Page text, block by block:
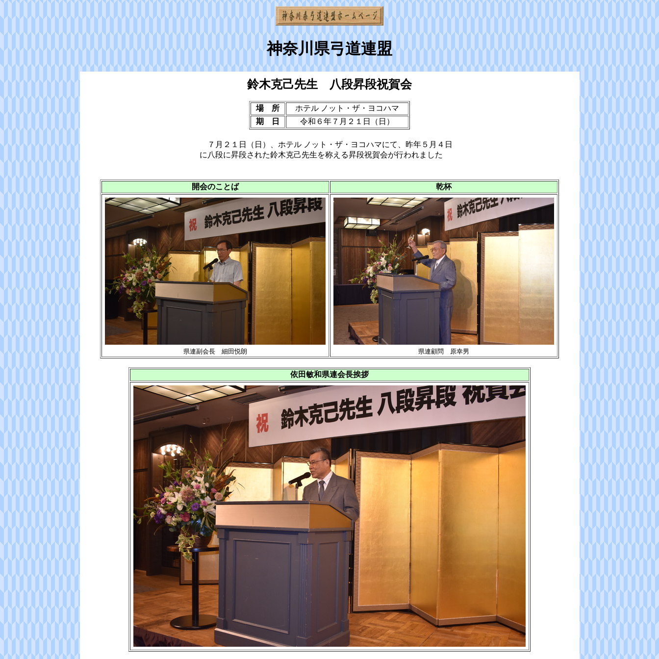
神奈川県弓道連盟
鈴木克己先生 八段昇段祝賀会
場 所
ホテル ノット・ザ・ヨコハマ
期 日
令和６年７月２１日（日）
７月２１日（日）、ホテル ノット・ザ・ヨコハマにて、昨年５月４日
に八段に昇段された鈴木克己先生を称える昇段祝賀会が行われました
開会のことば 乾杯
県連副会長 細田悦朗 県連顧問 原幸男
依田敏和県連会長挨拶